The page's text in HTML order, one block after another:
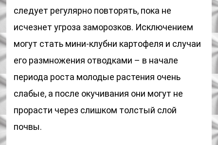
следует регулярно повторять, пока не
исчезнет угроза заморозков. Исключением
могут стать мини-клубни картофеля и случаи
его размножения отводками – в начале
периода роста молодые растения очень
слабые, а после окучивания они могут не
прорасти через слишком толстый слой
почвы.